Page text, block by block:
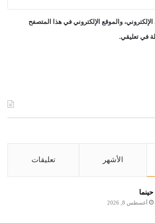
والموقع الإلكتروني في هذا المتصفح
في تعليقي.
الأشهر تعليقات
حينما
أغسطس 8, 2026